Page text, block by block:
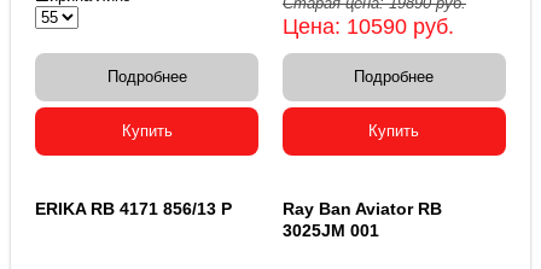
Подробнее
Купить
Цена: 10590 руб.
Подробнее
Купить
ERIKA RB 4171 856/13 Р
Ray Ban Aviator RB
3025JM 001